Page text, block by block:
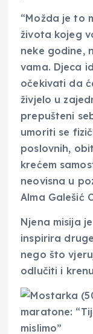
“Možda je to
života kojeg
neke godine,
vama. Djeca
očekivati da
živjelo u
prepušteni
umoriti se
poslovnih,
krećem
neovisna u
Alma Galešić
Njena misija
inspirira
nego što
odlučiti i